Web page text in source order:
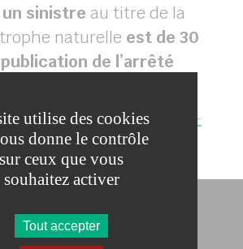
sinistre au titre de la
naturelle est de 30
de l’arrêté
RECONNAISSANCE-DE-
NATURELLE
SUR MORIN
utilise des cookies
donne le contrôle
sur ceux que vous
souhaitez activer
Tout accepter